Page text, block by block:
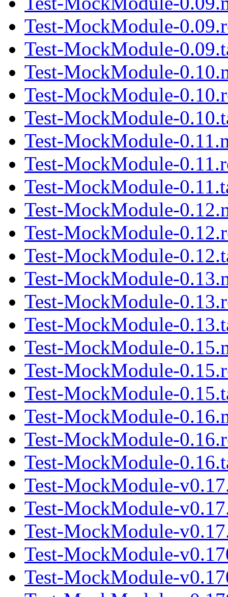
Test-MockModule-
Test-MockModule-
Test-MockModule-
Test-MockModule-
Test-MockModule-
Test-MockModule-
Test-MockModule-
Test-MockModule-
Test-MockModule-
Test-MockModule-
Test-MockModule-
Test-MockModule-
Test-MockModule-
Test-MockModule-
Test-MockModule-
Test-MockModule-
Test-MockModule-
Test-MockModule-
Test-MockModule-
Test-MockModule-
Test-MockModule-
Test-MockModule-
Test-MockModule-
Test-MockModule-
Test-MockModule-